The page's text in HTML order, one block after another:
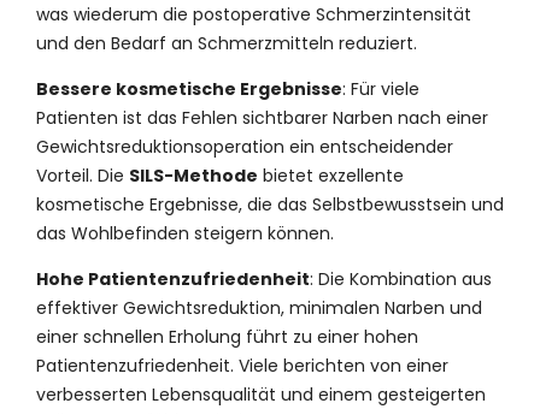
was wiederum die postoperative Schmerzintensität
und den Bedarf an Schmerzmitteln reduziert.
Bessere kosmetische Ergebnisse: Für viele
Patienten ist das Fehlen sichtbarer Narben nach einer
Gewichtsreduktionsoperation ein entscheidender
Vorteil. Die SILS-Methode bietet exzellente
kosmetische Ergebnisse, die das Selbstbewusstsein und
das Wohlbefinden steigern können.
Hohe Patientenzufriedenheit: Die Kombination aus
effektiver Gewichtsreduktion, minimalen Narben und
einer schnellen Erholung führt zu einer hohen
Patientenzufriedenheit. Viele berichten von einer
verbesserten Lebensqualität und einem gesteigerten